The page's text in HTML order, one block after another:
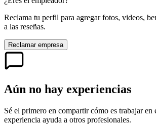
Reclama tu perfil para agregar fotos, videos,
a las reseñas.
Reclamar empresa
Aún no hay experiencias
Sé el primero en compartir cómo es trabajar en
experiencia ayuda a otros profesionales.